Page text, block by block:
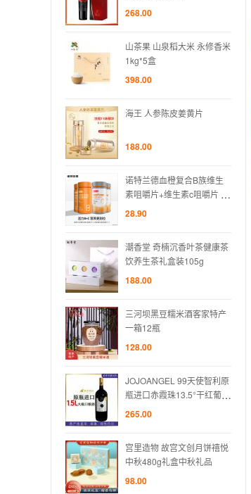
268.00
山茶果 山泉稻大米 永修香米
1kg*5盒
398.00
海王 人参陈皮姜黄片
188.00
诺特兰德血橙复合B族维生
素咀嚼片+维生素c咀嚼片 多
种维生素
28.90
潮香堂 奇楠沉香叶茶健康茶
饮养生茶礼盒装105g
188.00
三河坝黑豆糯米酒客家特产
一箱12瓶
128.00
JOJOANGEL 99天使智利原
瓶进口赤霞珠13.5°干红葡萄
酒
265.00
宫里造物 故宫文创月饼禧悦
中秋480g礼盒中秋礼品
98.00